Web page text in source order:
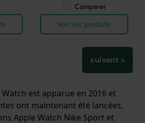
Comparer
Voir les produits
suivant »
est apparue en 2016 et
ont maintenant été lancées,
Apple Watch Nike Sport et